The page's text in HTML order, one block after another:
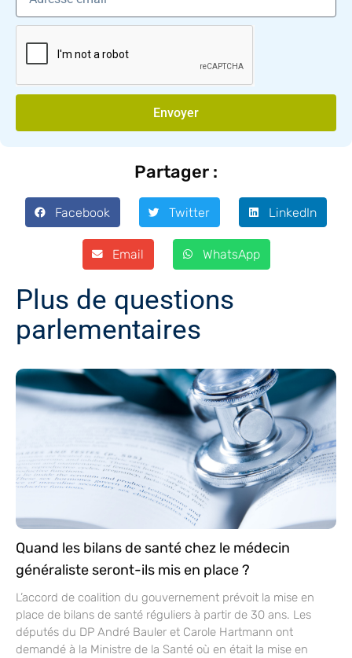
Envoyer
Partager :
Facebook Twitter LinkedIn
Email WhatsApp
Plus de questions
parlementaires
Quand les bilans de santé chez le médecin
généraliste seront-ils mis en place ?
L’accord de coalition du gouvernement prévoit la mise en
place de bilans de santé réguliers à partir de 30 ans. Les
députés du DP André Bauler et Carole Hartmann ont
demandé à la Ministre de la Santé où en était la mise en